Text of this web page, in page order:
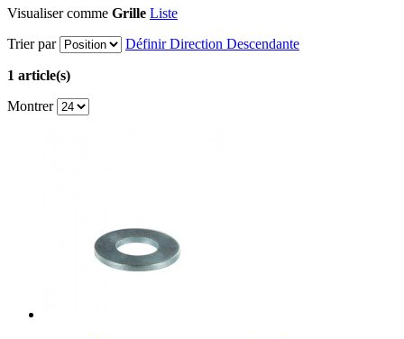
Visualiser comme Grille Liste
Trier par
Définir Direction Descendante
1 article(s)
Montrer